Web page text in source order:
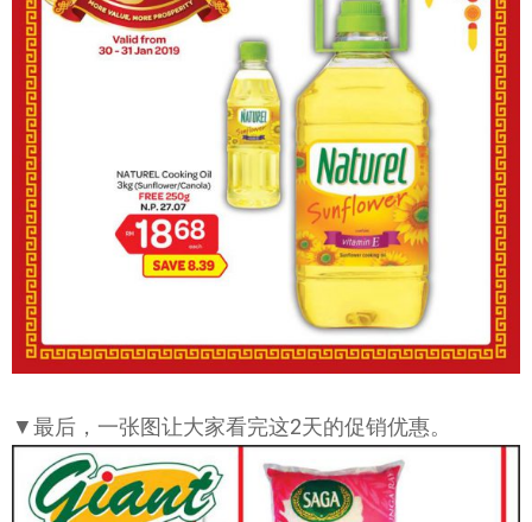
▼最后，一张图让大家看完这2天的促销优惠。